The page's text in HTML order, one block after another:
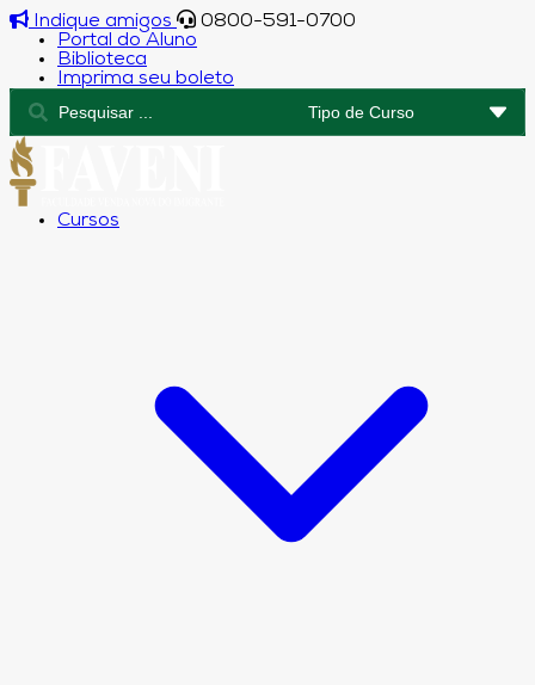
Indique amigos
0800-591-0700
Portal do Aluno
Biblioteca
Imprima seu boleto
Cursos